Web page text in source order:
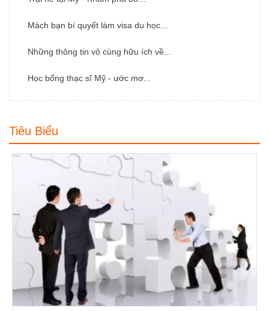
Mách bạn bí quyết làm visa du học...
Những thông tin vô cùng hữu ích về...
Học bổng thạc sĩ Mỹ - ước mơ...
Tiêu Biểu